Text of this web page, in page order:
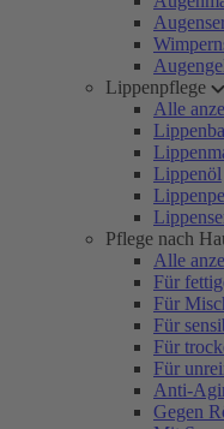
Lippenpflege
Alle
Lippenöl
Pflege nach
Alle
Für
Für
Für
Für
Für
Anti-
Gegen